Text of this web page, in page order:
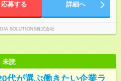
応募する 詳細へ
SOLUTIONS株式会社
未読
代が選ぶ働きたい企業ラ